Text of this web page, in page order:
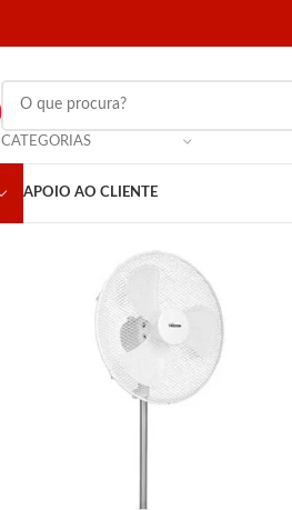
CATEGORIAS
APOIO AO CLIENTE